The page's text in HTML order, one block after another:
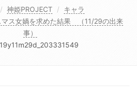
神姫PROJECT
キャラ
マス女媧を求めた結果 （11/29の出来
事）